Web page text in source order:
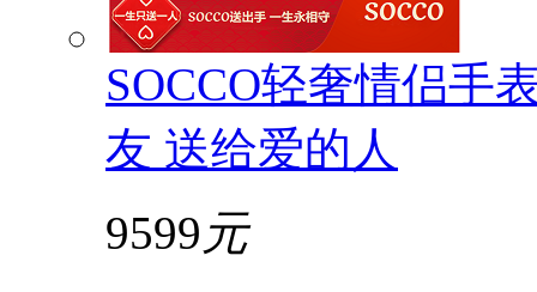
SOCCO轻奢情侣手
友 送给爱的人
9599 元